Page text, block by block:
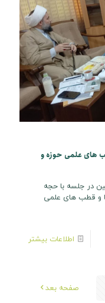
های علمی حوزه و
در جلسه با حجه
و قطب های علمی
اطلاعات بیشتر
صفحه بعد